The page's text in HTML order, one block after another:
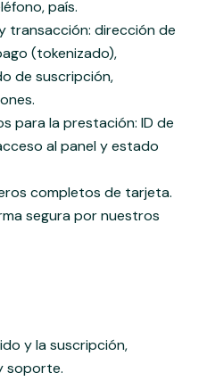
país.
transacción: dirección de
(tokenizado),
de suscripción,
para la prestación: ID de
al panel y estado
completos de tarjeta.
segura por nuestros
y la suscripción,
soporte.